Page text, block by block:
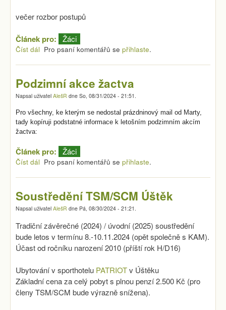
večer rozbor postupů
Článek pro: Žáci
Číst dál Pokyny k soustředění žactva Poslův mlýn 13. - 15. 09.
Pro psaní komentářů se přihlaste.
Podzimní akce žactva
Napsal uživatel AlešR dne So, 08/31/2024 - 21:51 .
Pro všechny, ke kterým se nedostal prázdninový mail od Marty,
tady kopíruji podstatné informace k letošním podzimním akcím
žactva:
Článek pro: Žáci
Číst dál Podzimní akce žactva
Pro psaní komentářů se přihlaste.
Soustředění TSM/SCM Úštěk
Napsal uživatel AlešR dne Pá, 08/30/2024 - 21:21
Tradiční závěrečné (2024) / úvodní (2025) soustředění
bude letos v termínu 8.-10.11.2024 (opět společně s KAM).
Účast od ročníku narození 2010 (příští rok H/D16)
Ubytování v sporthotelu PATRIOTv Úštěku
Základní cena za celý pobyt s plnou penzí 2.500 Kč (pro
členy TSM/SCM bude výrazně snížena).